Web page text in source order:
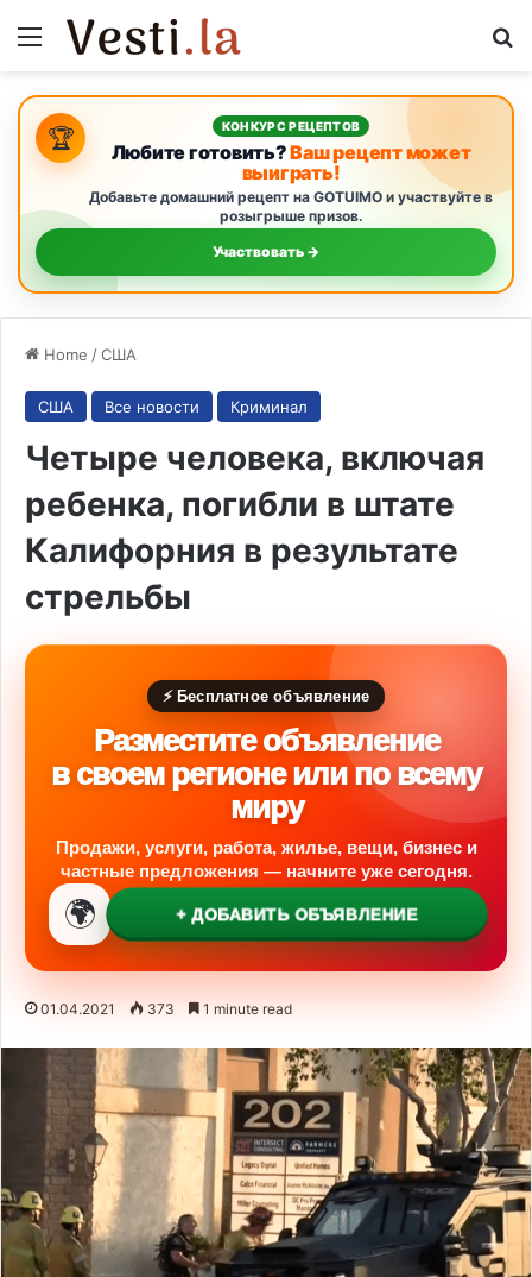
Menu
🏆 КОНКУРС РЕЦЕПТОВ
Любите готовить?Ваш рецепт может
выиграть!
Добавьте домашний рецепт на GOTUIMO и участвуйте в
розыгрыше призов.
Участвовать →
Home /США
США Все новости Криминал
Четыре человека, включая
ребенка, погибли в штате
Калифорния в результате
стрельбы
⚡ Бесплатное объявление
Разместите объявление
в своем регионе или по всему
миру
Продажи, услуги, работа, жилье, вещи, бизнес и
частные предложения — начните уже сегодня.
🌍 + ДОБАВИТЬ ОБЪЯВЛЕНИЕ
01.04.2021 373 1 minute read